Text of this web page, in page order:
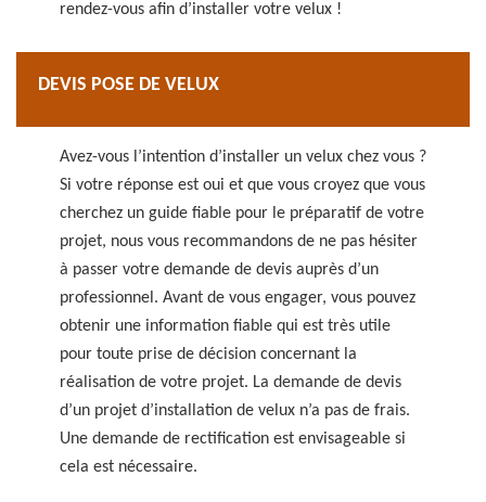
rendez-vous afin d’installer votre velux !
DEVIS POSE DE VELUX
Avez-vous l’intention d’installer un velux chez vous ?
Si votre réponse est oui et que vous croyez que vous
cherchez un guide fiable pour le préparatif de votre
projet, nous vous recommandons de ne pas hésiter
à passer votre demande de devis auprès d’un
professionnel. Avant de vous engager, vous pouvez
obtenir une information fiable qui est très utile
pour toute prise de décision concernant la
réalisation de votre projet. La demande de devis
d’un projet d’installation de velux n’a pas de frais.
Une demande de rectification est envisageable si
cela est nécessaire.